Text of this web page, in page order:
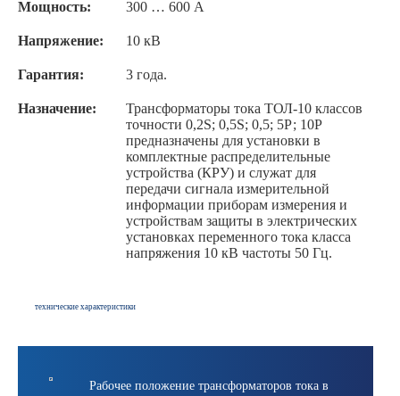
Мощность: 300 … 600 А
Напряжение: 10 кВ
Гарантия: 3 года.
Назначение:
Трансформаторы тока ТОЛ-10 классов
точности 0,2S; 0,5S; 0,5; 5Р; 10Р
предназначены для установки в
комплектные распределительные
устройства (КРУ) и служат для
передачи сигнала измерительной
информации приборам измерения и
устройствам защиты в электрических
установках переменного тока класса
напряжения 10 кВ частоты 50 Гц.
технические характеристики
Рабочее положение трансформаторов тока в